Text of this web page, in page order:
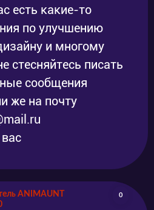
есть какие-то
по улучшению
и многому
стесняйтесь писать
сообщения
же на почту
ANIMAUNT
0